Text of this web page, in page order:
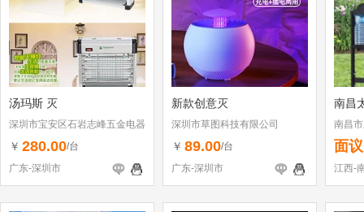
汤玛斯 灭
深圳市宝安区石岩志峰五金电器
商行
￥ 280.00/台
广东-深圳市
新款创意灭
深圳市草图科技有限公司
￥ 89.00/台
广东-深圳市
南昌
南昌
面议
江西-